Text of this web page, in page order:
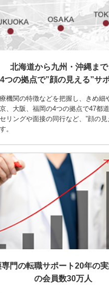
北海道から九州・沖縄まで
4つの拠点で”顔の見える”サ
機関の特徴などを把握し、きめ細
、大阪、福岡の4つの拠点で47都
リングや面接の同行など、”顔の
。
専門の転職サポート20年の
の会員数30万人